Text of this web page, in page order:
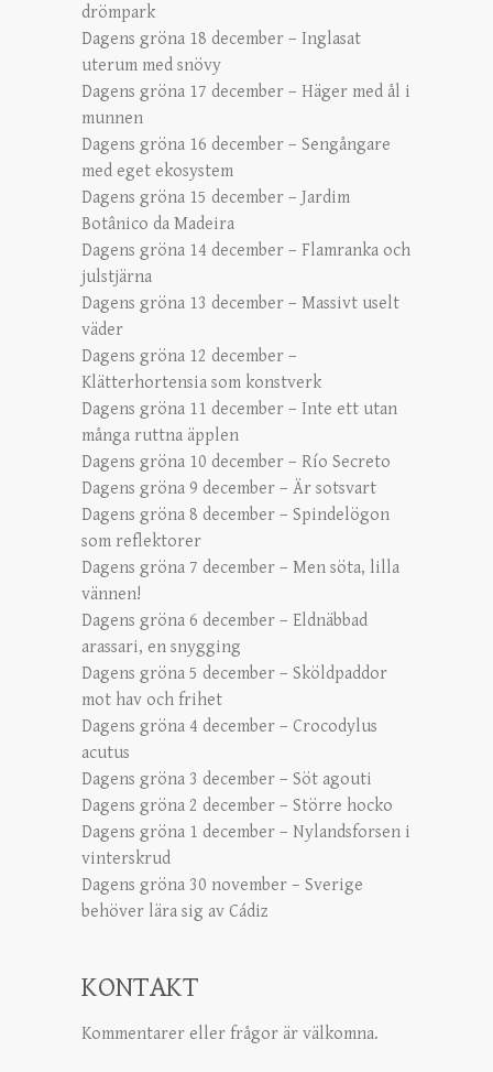
drömpark
Dagens gröna 18 december – Inglasat
uterum med snövy
Dagens gröna 17 december – Häger med ål i
munnen
Dagens gröna 16 december – Sengångare
med eget ekosystem
Dagens gröna 15 december – Jardim
Botânico da Madeira
Dagens gröna 14 december – Flamranka och
julstjärna
Dagens gröna 13 december – Massivt uselt
väder
Dagens gröna 12 december –
Klätterhortensia som konstverk
Dagens gröna 11 december – Inte ett utan
många ruttna äpplen
Dagens gröna 10 december – Río Secreto
Dagens gröna 9 december – Är sotsvart
Dagens gröna 8 december – Spindelögon
som reflektorer
Dagens gröna 7 december – Men söta, lilla
vännen!
Dagens gröna 6 december – Eldnäbbad
arassari, en snygging
Dagens gröna 5 december – Sköldpaddor
mot hav och frihet
Dagens gröna 4 december – Crocodylus
acutus
Dagens gröna 3 december – Söt agouti
Dagens gröna 2 december – Större hocko
Dagens gröna 1 december – Nylandsforsen i
vinterskrud
Dagens gröna 30 november – Sverige
behöver lära sig av Cádiz
KONTAKT
Kommentarer eller frågor är välkomna.